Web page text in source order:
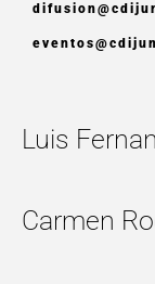
Luis
Carmen